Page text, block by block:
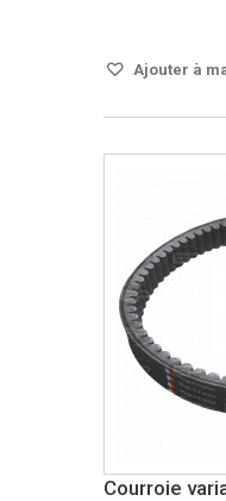
Ajouter à
Courroie